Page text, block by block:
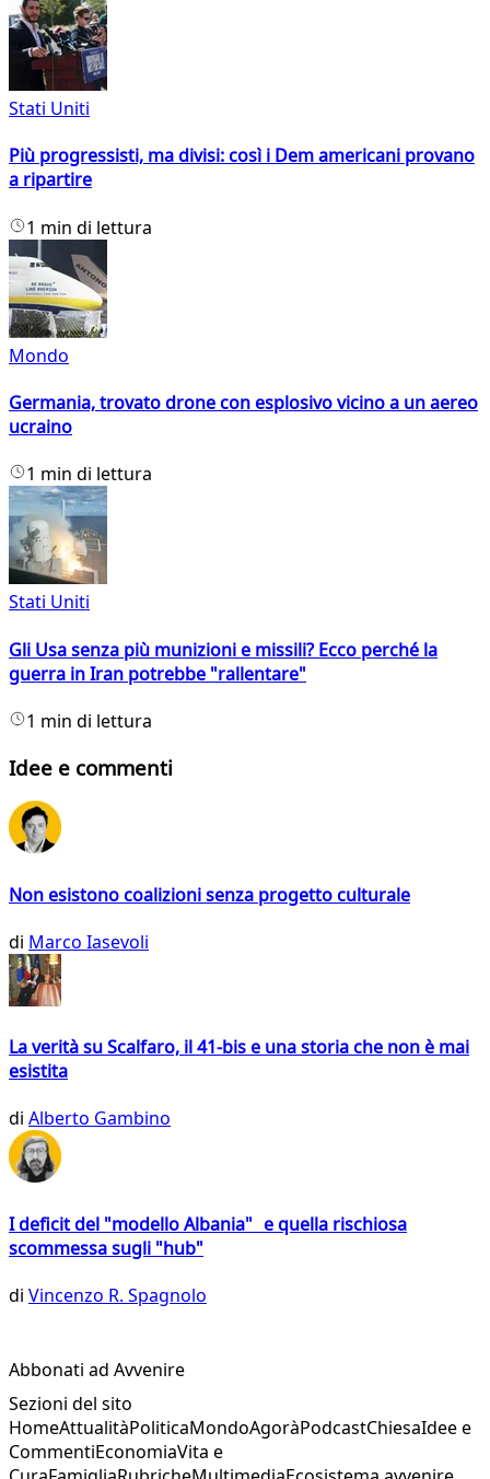
Stati Uniti
Più progressisti, ma divisi: così i Dem americani provano
a ripartire
1 min di lettura
Mondo
Germania, trovato drone con esplosivo vicino a un aereo
ucraino
1 min di lettura
Stati Uniti
Gli Usa senza più munizioni e missili? Ecco perché la
guerra in Iran potrebbe "rallentare"
1 min di lettura
Idee e commenti
Non esistono coalizioni senza progetto culturale
di Marco Iasevoli
La verità su Scalfaro, il 41-bis e una storia che non è mai
esistita
di Alberto Gambino
I deficit del "modello Albania" e quella rischiosa
scommessa sugli "hub"
di Vincenzo R. Spagnolo
Abbonati ad Avvenire
Sezioni del sito
HomeAttualitàPoliticaMondoAgoràPodcastChiesaIdee e
CommentiEconomiaVita e